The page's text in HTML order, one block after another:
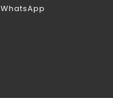
WhatsApp